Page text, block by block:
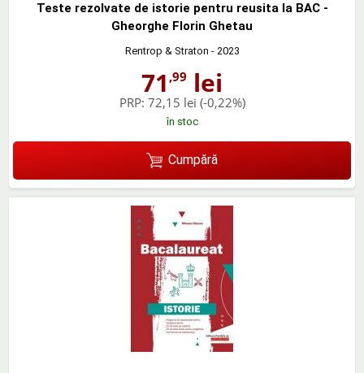
Teste rezolvate de istorie pentru reusita la BAC -
Gheorghe Florin Ghetau
Rentrop & Straton - 2023
71 ,99 lei
PRP: 72,15 lei (-0,22%)
în stoc
Cumpără